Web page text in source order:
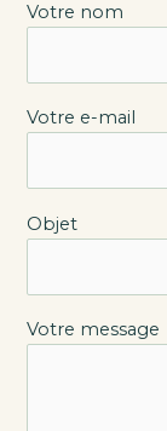
Votre nom
Votre e-mail
Objet
Votre message